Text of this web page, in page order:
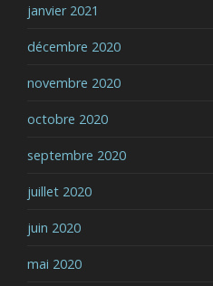
janvier 2021
décembre 2020
novembre 2020
octobre 2020
septembre 2020
juillet 2020
juin 2020
mai 2020